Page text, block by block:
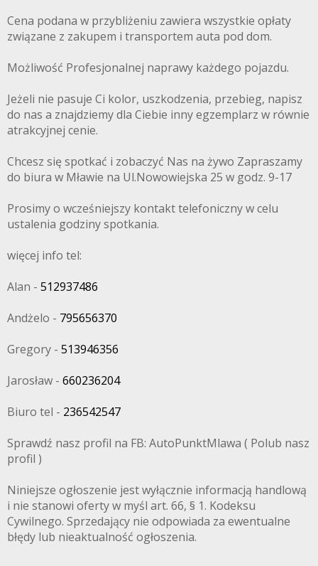
Cena podana w przybliżeniu zawiera wszystkie opłaty
związane z zakupem i transportem auta pod dom.
Możliwość Profesjonalnej naprawy każdego pojazdu.
Jeżeli nie pasuje Ci kolor, uszkodzenia, przebieg, napisz
do nas a znajdziemy dla Ciebie inny egzemplarz w równie
atrakcyjnej cenie.
Chcesz się spotkać i zobaczyć Nas na żywo Zapraszamy
do biura w Mławie na Ul.Nowowiejska 25 w godz. 9-17
Prosimy o wcześniejszy kontakt telefoniczny w celu
ustalenia godziny spotkania.
więcej info tel:
Alan - 512937486
Andżelo - 795656370
Gregory - 513946356
Jarosław - 660236204
Biuro tel - 236542547
Sprawdź nasz profil na FB: AutoPunktMlawa ( Polub nasz
profil )
Niniejsze ogłoszenie jest wyłącznie informacją handlową
i nie stanowi oferty w myśl art. 66, § 1. Kodeksu
Cywilnego. Sprzedający nie odpowiada za ewentualne
błędy lub nieaktualność ogłoszenia.